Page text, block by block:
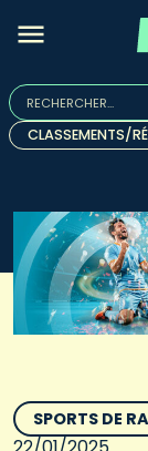
Rechercher :
Quand les
CLASSEMENTS/
SPORTS DE